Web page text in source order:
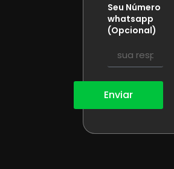
Seu Número
whatsapp
(Opcional)
Enviar